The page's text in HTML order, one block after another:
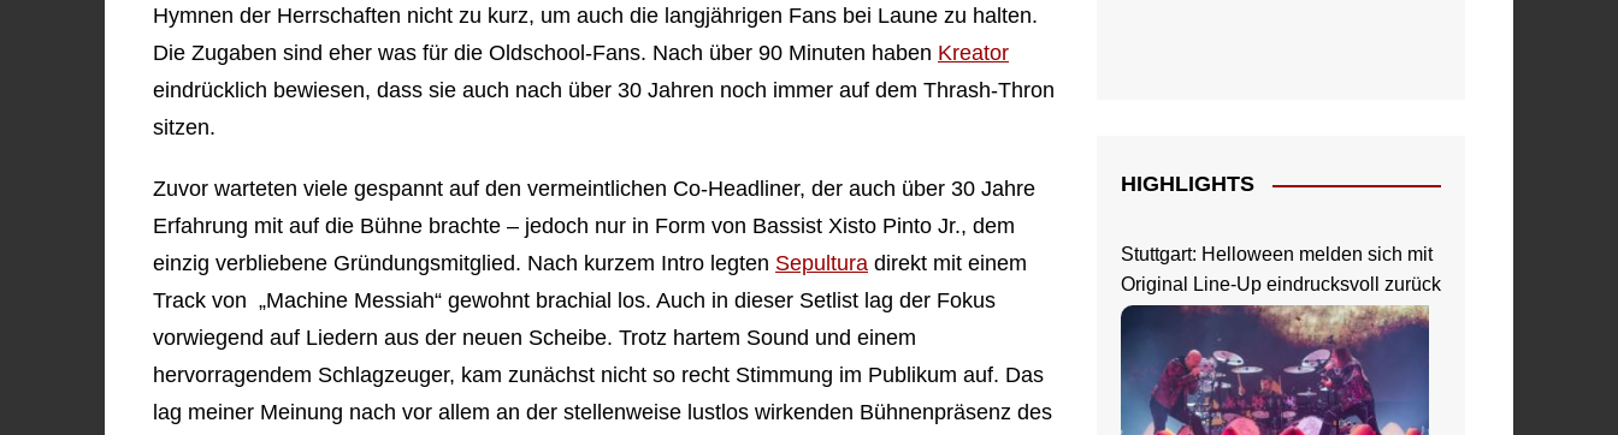
Hymnen der Herrschaften nicht zu kurz, um auch die langjährigen Fans bei Laune zu halten.
Die Zugaben sind eher was für die Oldschool-Fans. Nach über 90 Minuten haben Kreator
eindrücklich bewiesen, dass sie auch nach über 30 Jahren noch immer auf dem Thrash-Thron
sitzen.
Zuvor warteten viele gespannt auf den vermeintlichen Co-Headliner, der auch über 30 Jahre
Erfahrung mit auf die Bühne brachte – jedoch nur in Form von Bassist Xisto Pinto Jr., dem
einzig verbliebene Gründungsmitglied. Nach kurzem Intro legten Sepultura direkt mit einem
Track von „Machine Messiah“ gewohnt brachial los. Auch in dieser Setlist lag der Fokus
vorwiegend auf Liedern aus der neuen Scheibe. Trotz hartem Sound und einem
hervorragendem Schlagzeuger, kam zunächst nicht so recht Stimmung im Publikum auf. Das
lag meiner Meinung nach vor allem an der stellenweise lustlos wirkenden Bühnenpräsenz des
HIGHLIGHTS
Stuttgart: Helloween melden sich mit
Original Line-Up eindrucksvoll zurück